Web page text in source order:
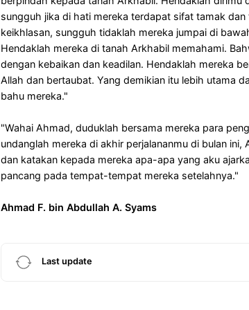
sungguh jika di hati mereka terdapat sifat tamak dan
keikhlasan, sungguh tidaklah mereka jumpai di
Hendaklah mereka di tanah Arkhabil memahami.
dengan kebaikan dan keadilan. Hendaklah mereka
Allah dan bertaubat. Yang demikian itu lebih utama
bahu mereka."
"Wahai Ahmad, duduklah bersama mereka para
undanglah mereka di akhir perjalananmu di bulan
dan katakan kepada mereka apa-apa yang aku
pancang pada tempat-tempat mereka setelahnya."
Ahmad F. bin Abdullah A. Syams
Last update